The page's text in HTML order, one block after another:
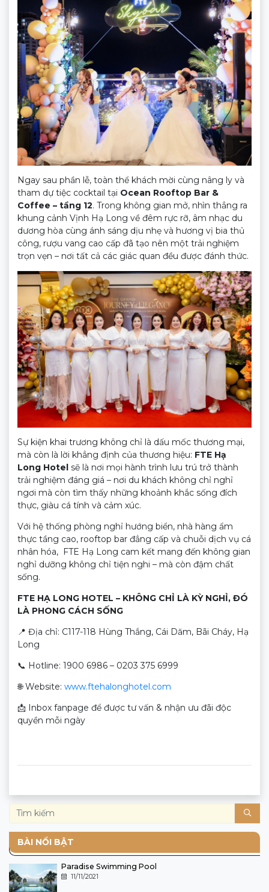
Ngay sau phần lễ, toàn thể khách mời cùng nâng ly và
tham dự tiệc cocktail tại Ocean Rooftop Bar &
Coffee – tầng 12. Trong không gian mở, nhìn thẳng ra
khung cảnh Vịnh Hạ Long về đêm rực rỡ, âm nhạc du
dương hòa cùng ánh sáng dịu nhẹ và hương vị bia thủ
công, rượu vang cao cấp đã tạo nên một trải nghiệm
trọn vẹn – nơi tất cả các giác quan đều được đánh thức.
Sự kiện khai trương không chỉ là dấu mốc thương mại,
mà còn là lời khẳng định của thương hiệu: FTE Hạ
Long Hotel sẽ là nơi mọi hành trình lưu trú trở thành
trải nghiệm đáng giá – nơi du khách không chỉ nghỉ
ngơi mà còn tìm thấy những khoảnh khắc sống đích
thực, giàu cá tính và cảm xúc.
Với hệ thống phòng nghỉ hướng biển, nhà hàng ẩm
thực tầng cao, rooftop bar đẳng cấp và chuỗi dịch vụ cá
nhân hóa, FTE Hạ Long cam kết mang đến không gian
nghỉ dưỡng không chỉ tiện nghi – mà còn đậm chất
sống.
FTE HẠ LONG HOTEL – KHÔNG CHỈ LÀ KỲ NGHỈ, ĐÓ
LÀ PHONG CÁCH SỐNG
📍 Địa chỉ: C117-118 Hùng Thắng, Cái Dăm, Bãi Cháy, Hạ
Long
📞 Hotline: 1900 6986 – 0203 375 6999
🌐 Website: www.ftehalonghotel.com
📩 Inbox fanpage để được tư vấn & nhận ưu đãi độc
quyền mỗi ngày
BÀI NỔI BẬT
Paradise Swimming Pool
11/11/2021